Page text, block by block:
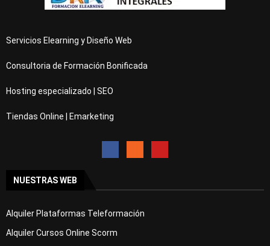
Servicios Elearning y Diseño Web
Consultoria de Formación Bonificada
Hosting especializado | SEO
Tiendas Online | Emarketing
NUESTRAS WEB
Alquiler Plataformas Teleformación
Alquiler Cursos Online Scorm